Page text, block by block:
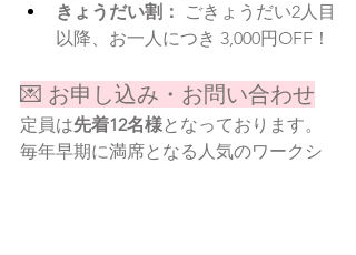
きょうだい割：
ごきょうだい2人目
以降、お一人につき 3,000円OFF！
💌 お申し込み・お問い合わせ
定員は先着12名様となっております。
毎年早期に満席となる人気のワークシ